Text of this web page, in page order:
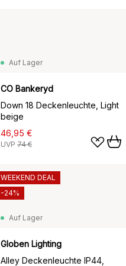
Auf Lager
CO Bankeryd
Down 18 Deckenleuchte, Light
beige
46,95 €
UVP 74 €
Auf Lager
Globen Lighting
Alley Deckenleuchte IP44,
WEEKEND DEAL
-24%